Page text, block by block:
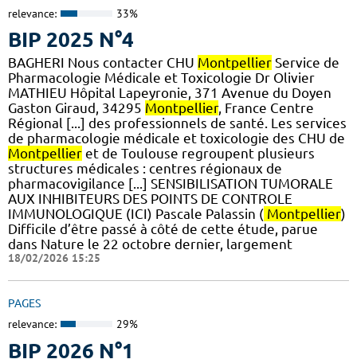
relevance: 33%
BIP 2025 N°4
BAGHERI Nous contacter CHU Montpellier Service de
Pharmacologie Médicale et Toxicologie Dr Olivier
MATHIEU Hôpital Lapeyronie, 371 Avenue du Doyen
Gaston Giraud, 34295 Montpellier, France Centre
Régional [...] des professionnels de santé. Les services
de pharmacologie médicale et toxicologie des CHU de
Montpellier et de Toulouse regroupent plusieurs
structures médicales : centres régionaux de
pharmacovigilance [...] SENSIBILISATION TUMORALE
AUX INHIBITEURS DES POINTS DE CONTROLE
IMMUNOLOGIQUE (ICI) Pascale Palassin ( Montpellier)
Difficile d’être passé à côté de cette étude, parue
dans Nature le 22 octobre dernier, largement
18/02/2026 15:25
PAGES
relevance: 29%
BIP 2026 N°1